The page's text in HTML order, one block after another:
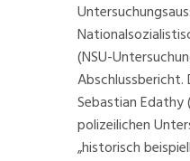
(NSU-
Abschlussbericht.
Sebastian Edathy
polizeilichen
„historisch